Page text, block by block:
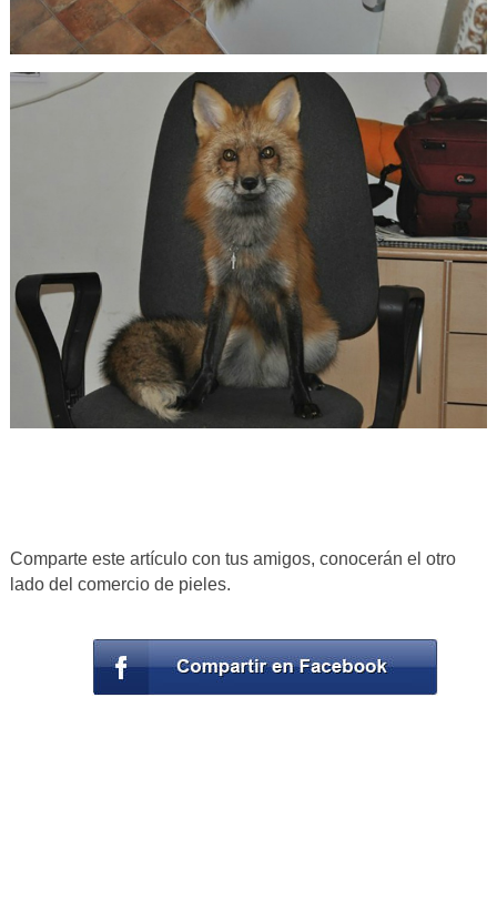
Comparte este artículo con tus amigos, conocerán el otro
lado del comercio de pieles.